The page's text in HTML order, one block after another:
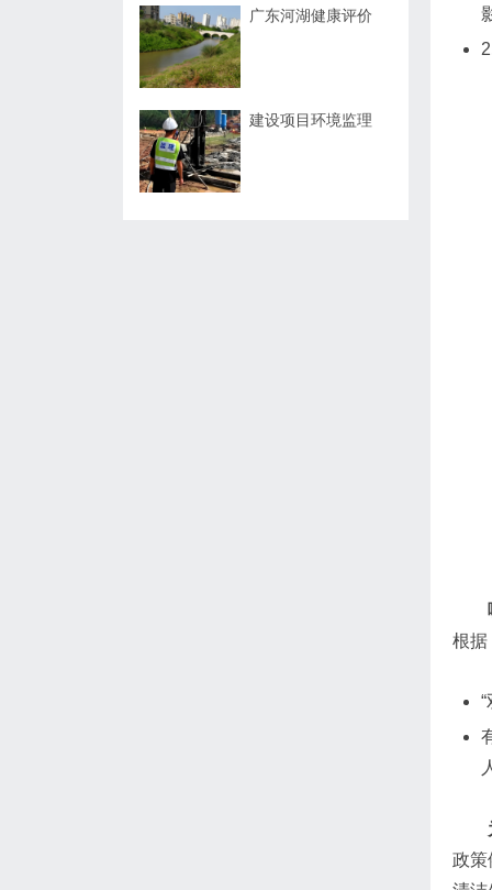
根据
政策
广东河湖健康评价
建设项目环境监理